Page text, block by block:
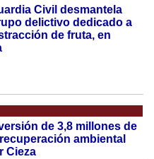
Civil desmantela
delictivo dedicado a
de fruta, en
de 3,8 millones de
ambiental
Cieza